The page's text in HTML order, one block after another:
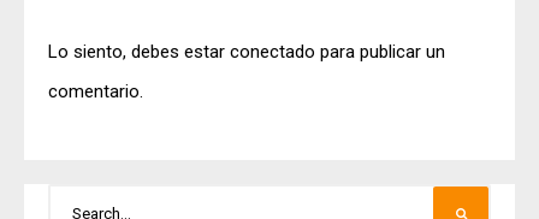
Lo siento, debes estar conectado para publicar un
comentario.